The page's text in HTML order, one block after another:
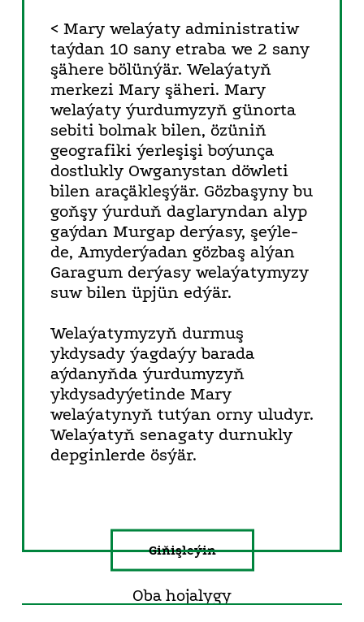
< Mary welaýaty administratiw
taýdan 10 sany etraba we 2 sany
şähere bölünýär. Welaýatyň
merkezi Mary şäheri. Mary
welaýaty ýurdumyzyň günorta
sebiti bolmak bilen, özüniň
geografiki ýerleşişi boýunça
dostlukly Owganystan döwleti
bilen araçäkleşýär. Gözbaşyny bu
goňşy ýurduň daglaryndan alyp
gaýdan Murgap derýasy, şeýle-
de, Amyderýadan gözbaş alýan
Garagum derýasy welaýatymyzy
suw bilen üpjün edýär.
Welaýatymyzyň durmuş
ykdysady ýagdaýy barada
aýdanyňda ýurdumyzyň
ykdysadyýetinde Mary
welaýatynyň tutýan orny uludyr.
Welaýatyň senagaty durnukly
depginlerde ösýär.
Giňişleýin
Oba hojalygy